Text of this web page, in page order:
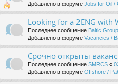
Добавлено в форуме Jobs for Oil /
Looking for a 2ENG with
Последнее сообщение Baltic Group
Добавлено в форуме Vacancies /
Срочно открыты
Последнее сообщение SMRCS «
Добавлено в форуме Offshore /